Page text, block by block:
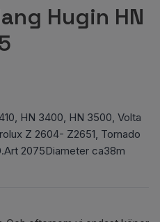
Hugin HN
HN 3400, HN 3500, Volta
Z 2604- Z2651, Tornado
2075Diameter ca38m